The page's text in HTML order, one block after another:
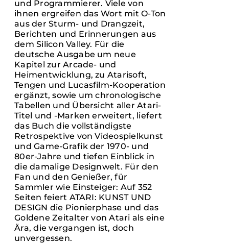
und Programmierer. Viele von
ihnen ergreifen das Wort mit O-Ton
aus der Sturm- und Drangzeit,
Berichten und Erinnerungen aus
dem Silicon Valley. Für die
deutsche Ausgabe um neue
Kapitel zur Arcade- und
Heimentwicklung, zu Atarisoft,
Tengen und Lucasfilm-Kooperation
ergänzt, sowie um chronologische
Tabellen und Übersicht aller Atari-
Titel und -Marken erweitert, liefert
das Buch die vollständigste
Retrospektive von Videospielkunst
und Game-Grafik der 1970- und
80er-Jahre und tiefen Einblick in
die damalige Designwelt. Für den
Fan und den Genießer, für
Sammler wie Einsteiger: Auf 352
Seiten feiert ATARI: KUNST UND
DESIGN die Pionierphase und das
Goldene Zeitalter von Atari als eine
Ära, die vergangen ist, doch
unvergessen.